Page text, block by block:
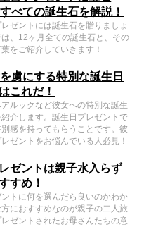
べての誕生石を解説！
ゼントには誕生石を贈りましょ
、12ヶ月全ての誕生石と、その
をご紹介していきます！
虜にする特別な誕生日
これだ！
ルックなど彼女への特別な誕生
紹介します。誕生日プレゼントで
感を持ってもらうことです。彼
ゼントをお悩んでいる人必見！
ゼントは親子水入らず
すめ！
トに何を選んだら良いのかわか
におすすめなのが親子の二人旅
ゼントされたお母さんたちの意